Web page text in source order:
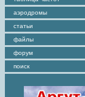
аэродромы
статьи
файлы
форум
поиск